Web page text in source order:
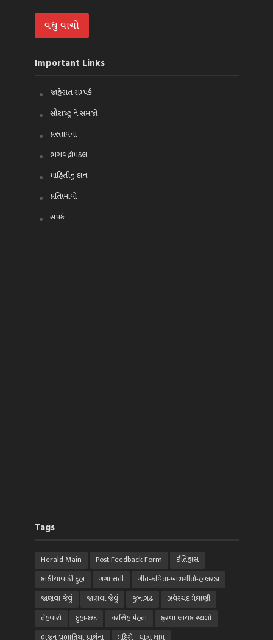
વધુ વાંચો
Important Links
જાહેરાત સમ્પર્ક
સૌરાષ્ટ્ર ને સમજો
પ્રસ્તાવના
ભગવદ્ગોમંડલ
માહિતીનું દાન
પ્રતિભાવો
સંપર્ક
Tags
Herald Main Post Feedback Form
ઈતિહાસ
કાઠીયાવાડી દુહા
ગંગા સતી
ગીત-કવિતા-બાળગીતો-હાલરડાં
જાણવા જેવું
જાણવા જેવું જુનાગઢ
ઝવેરચંદ મેઘાણી
તેહવારો
દુહા-છંદ નરસિંહ મેહતા
ફરવા લાયક સ્થળો